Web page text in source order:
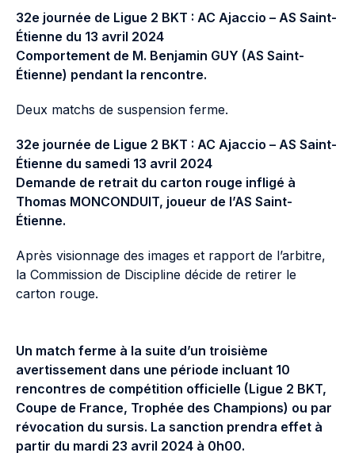
32e journée de Ligue 2 BKT : AC Ajaccio – AS Saint-
Étienne du 13 avril 2024
Comportement de M. Benjamin GUY (AS Saint-
Étienne) pendant la rencontre.
Deux matchs de suspension ferme.
32e journée de Ligue 2 BKT : AC Ajaccio – AS Saint-
Étienne du samedi 13 avril 2024
Demande de retrait du carton rouge infligé à
Thomas MONCONDUIT, joueur de l’AS Saint-
Étienne.
Après visionnage des images et rapport de l’arbitre,
la Commission de Discipline décide de retirer le
carton rouge.
Un match ferme à la suite d’un troisième
avertissement dans une période incluant 10
rencontres de compétition officielle (Ligue 2 BKT,
Coupe de France, Trophée des Champions) ou par
révocation du sursis. La sanction prendra effet à
partir du mardi 23 avril 2024 à 0h00.